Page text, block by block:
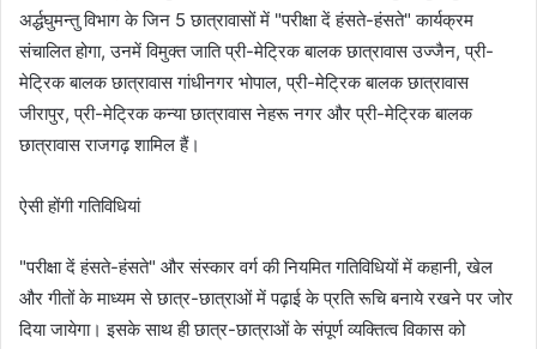
अर्द्धघुमन्तु विभाग के जिन 5 छात्रावासों में "परीक्षा दें हंसते-हंसते" कार्यक्रम
संचालित होगा, उनमें विमुक्त जाति प्री-मेट्रिक बालक छात्रावास उज्जैन, प्री-
मेट्रिक बालक छात्रावास गांधीनगर भोपाल, प्री-मेट्रिक बालक छात्रावास
जीरापुर, प्री-मेट्रिक कन्या छात्रावास नेहरू नगर और प्री-मेट्रिक बालक
छात्रावास राजगढ़ शामिल हैं।
ऐसी होंगी गतिविधियां
"परीक्षा दें हंसते-हंसते" और संस्कार वर्ग की नियमित गतिविधियों में कहानी, खेल
और गीतों के माध्यम से छात्र-छात्राओं में पढ़ाई के प्रति रूचि बनाये रखने पर जोर
दिया जायेगा। इसके साथ ही छात्र-छात्राओं के संपूर्ण व्यक्तित्व विकास को